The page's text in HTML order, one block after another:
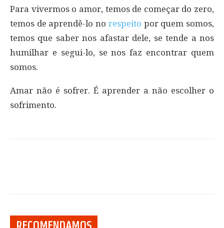
Para vivermos o amor, temos de começar do zero,
temos de aprendê-lo no respeito por quem somos,
temos que saber nos afastar dele, se tende a nos
humilhar e segui-lo, se nos faz encontrar quem
somos.
Amar não é sofrer. É aprender a não escolher o
sofrimento.